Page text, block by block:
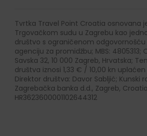
Tvrtka Travel Point Croatia osnovana
Trgovačkom sudu u Zagrebu kao
društvo s ograničenom odgovornošću
agenciju za promidžbu; MBS: 4805313;
Savska 32, 10 000 Zagreb, Hrvatska;
društva iznosi 1,33 € / 10,00 kn
Direktor društva: Davor Sabljić; Kunski
Zagrebačka banka d.d., Zagreb,
HR3623600001102644312